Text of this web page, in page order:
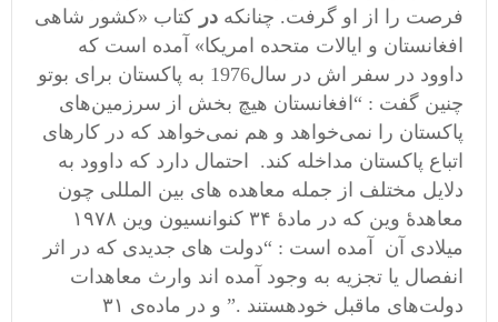
فرصت را از او گرفت. چنانکه در کتاب «کشور شاهی
افغانستان و ایالات متحده امریکا» آمده است که
داوود در سفر اش در سال1976 به پاکستان برای بوتو
چنین گفت : “افغانستان هیچ بخش از سرزمین‌های
پاکستان را نمی‌خواهد و هم نمی‌خواهد که در کارهای
اتباع پاکستان مداخله کند. احتمال دارد که داوود به
دلایل مختلف از جمله معاهده های بین المللی چون
معاهدۀ وین که در مادۀ ۳۴ کنوانسیون وین ۱۹۷۸
میلادی آن آمده است : “دولت های جدیدی که در اثر
انفصال یا تجزیه به وجود آمده اند وارث معاهدات
دولت‌های ماقبل خودهستند .” و در ماده‌ی ۳۱